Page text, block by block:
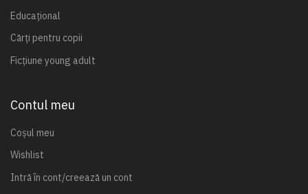
Educațional
Cărți pentru copii
Ficțiune young adult
Contul meu
Coșul meu
Wishlist
Intră în cont/creează un cont